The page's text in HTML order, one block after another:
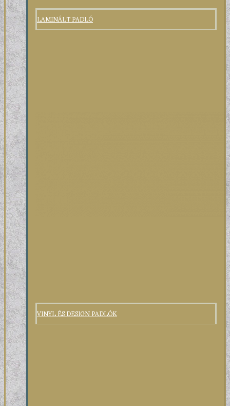
LAMINÁLT PADLÓ
VINYL ÉS DESIGN PADLÓK